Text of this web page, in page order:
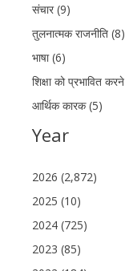
संचार (9)
तुलनात्मक राजनीति (8)
भाषा (6)
शिक्षा को प्रभावित
आर्थिक कारक (5)
Year
2026 (2,872)
2025 (10)
2024 (725)
2023 (85)